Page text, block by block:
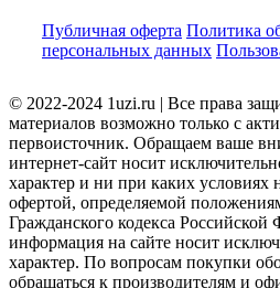
Публичная оферта Политика
персональных данных
© 2022-2024 1uzi.ru | Все права
материалов возможно только с
первоисточник. Обращаем ваше
интернет-сайт носит
характер и ни при каких условиях
офертой, определяемой
Гражданского кодекса Российской
информация на сайте носит
характер. По вопросам покупки
обращаться к производителям и